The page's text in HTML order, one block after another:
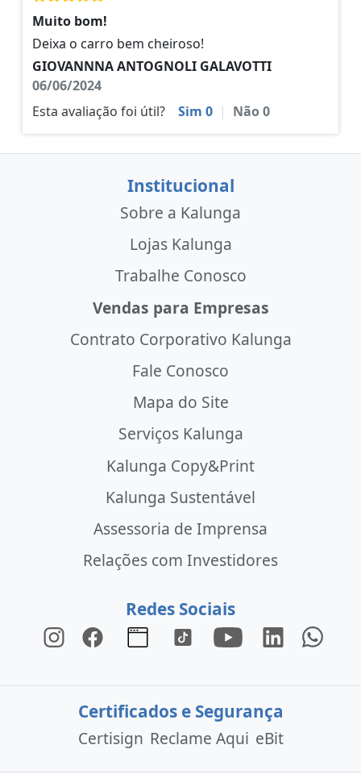
Muito bom!
Deixa o carro bem cheiroso!
GIOVANNNA ANTOGNOLI GALAVOTTI
06/06/2024
Esta avaliação foi útil?
Sim 0 | Não0
Institucional
Sobre a Kalunga
Lojas Kalunga
Trabalhe Conosco
Vendas para Empresas
Contrato Corporativo Kalunga
Fale Conosco
Mapa do Site
Serviços Kalunga
Kalunga Copy&Print
Kalunga Sustentável
Assessoria de Imprensa
Relações com Investidores
Redes Sociais
Certificados e Segurança
Certisign Reclame Aqui eBit